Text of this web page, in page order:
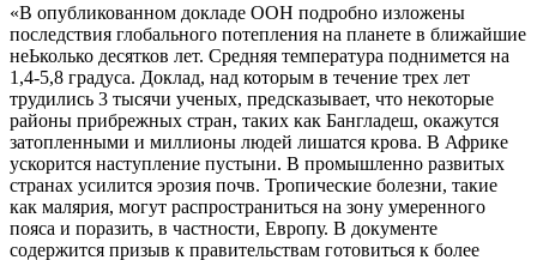
«В опубликованном докладе ООН подробно изложены
последствия глобального потепления на планете в ближайшие
неЬколько десятков лет. Средняя температура поднимется на
1,4-5,8 градуса. Доклад, над которым в течение трех лет
трудились 3 тысячи ученых, предсказывает, что некоторые
районы прибрежных стран, таких как Бангладеш, окажутся
затопленными и миллионы людей лишатся крова. В Африке
ускорится наступление пустыни. В промышленно развитых
странах усилится эрозия почв. Тропические болезни, такие
как малярия, могут распространиться на зону умеренного
пояса и поразить, в частности, Европу. В документе
содержится призыв к правительствам готовиться к более